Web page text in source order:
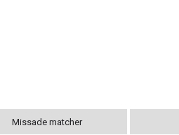
Missade matcher